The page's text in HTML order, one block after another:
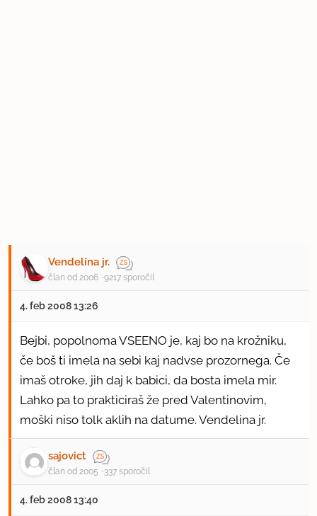
Vendelina jr.
član od 2006 9217 sporočil
4. feb 2008 13:26
Bejbi, popolnoma VSEENO je, kaj bo na krožniku,
če boš ti imela na sebi kaj nadvse prozornega. Če
imaš otroke, jih daj k babici, da bosta imela mir.
Lahko pa to prakticiraš že pred Valentinovim,
moški niso tolk aklih na datume. Vendelina jr.
sajovict
član od 2005 337 sporočil
4. feb 2008 13:40